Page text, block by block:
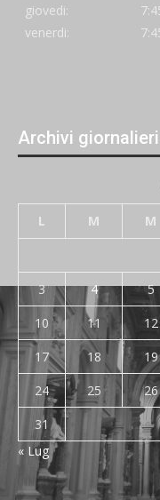
giovedi:
venerdi:
Archivi
L M M
3
4 5
10
11 12
17
18 19
24
25 26
31
« Lug